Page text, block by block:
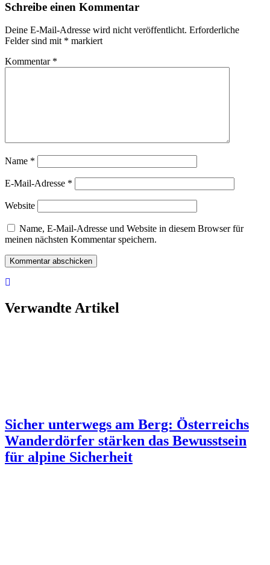
Schreibe einen Kommentar
Deine E-Mail-Adresse wird nicht veröffentlicht. Erforderliche
Felder sind mit * markiert
Kommentar *
Name *
E-Mail-Adresse *
Website
Name, E-Mail-Adresse und Website in diesem Browser für
meinen nächsten Kommentar speichern.
Verwandte Artikel
Sicher unterwegs am Berg: Österreichs
Wanderdörfer stärken das Bewusstsein
für alpine Sicherheit